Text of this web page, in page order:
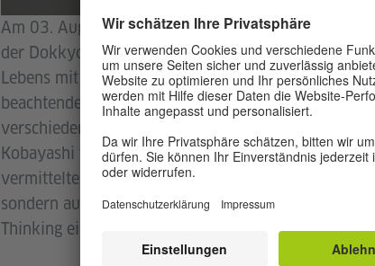
Am 03. August fand dann eine ganztägige
der Dokkyo Universität statt. Prof. Kimura hielte
Lebens mit KI“. Die zukünftigen Möglichkeiten,
beachtende Sachverhalte, vor allem im
verschiedenen Beispielen verständlich erklärt.
Kobayashi von SAP Japan, Cloud Success Service
vermittelte solche Erkenntnisse, dass die Ideen,
sondern auch gemeinsam mit anderen Menschen
Thinking ein nützliches Mittel für das Gestalten der